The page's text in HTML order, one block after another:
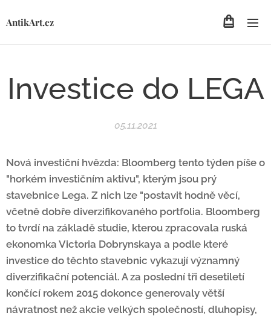
AntikArt.cz
Investice do LEGA
05.11.2021
Nová investiční hvězda: Bloomberg tento týden píše o
"horkém investičním aktivu", kterým jsou prý
stavebnice Lega. Z nich lze "postavit hodně věcí,
včetně dobře diverzifikovaného portfolia. Bloomberg
to tvrdí na základě studie, kterou zpracovala ruská
ekonomka Victoria Dobrynskaya a podle které
investice do těchto stavebnic vykazují významný
diverzifikační potenciál. A za poslední tři desetiletí
končící rokem 2015 dokonce generovaly větší
návratnost než akcie velkých společností, dluhopisy,